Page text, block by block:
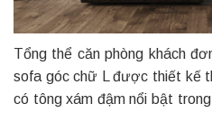
Tổng thể căn phòng khách
sofa góc chữ L được thiết kế
có tông xám đậm nổi bật